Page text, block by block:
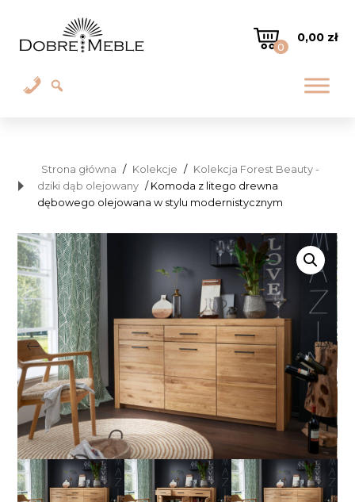
0
0,00 zł
Strona główna / Kolekcje / Kolekcja Forest Beauty -
dziki dąb olejowany / Komoda z litego drewna
dębowego olejowana w stylu modernistycznym